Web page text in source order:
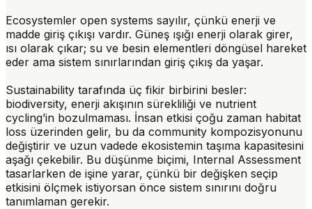
Ecosystemler open systems sayılır, çünkü enerji ve
madde giriş çıkışı vardır. Güneş ışığı enerji olarak girer,
ısı olarak çıkar; su ve besin elementleri döngüsel hareket
eder ama sistem sınırlarından giriş çıkış da yaşar.
Sustainability tarafında üç fikir birbirini besler:
biodiversity, enerji akışının sürekliliği ve nutrient
cycling’in bozulmaması. İnsan etkisi çoğu zaman habitat
loss üzerinden gelir, bu da community kompozisyonunu
değiştirir ve uzun vadede ekosistemin taşıma kapasitesini
aşağı çekebilir. Bu düşünme biçimi, Internal Assessment
tasarlarken de işine yarar, çünkü bir değişken seçip
etkisini ölçmek istiyorsan önce sistem sınırını doğru
tanımlaman gerekir.